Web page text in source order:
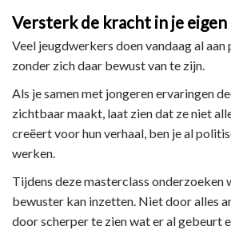
Versterk de kracht in je
Veel jeugdwerkers doen vandaag al
zonder zich daar bewust van te zijn.
Als je samen met jongeren ervaringen
zichtbaar maakt, laat zien dat ze niet
creëert voor hun verhaal, ben je al
werken.
Tijdens deze masterclass onderzoeken
bewuster kan inzetten. Niet door alles
door scherper te zien wat er al gebeurt